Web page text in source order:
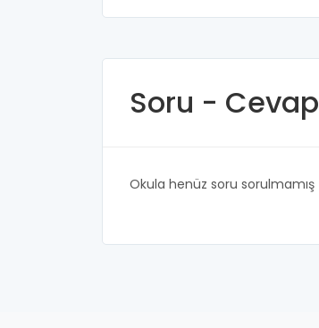
Soru - Cevap
Okula henüz soru sorulmamış